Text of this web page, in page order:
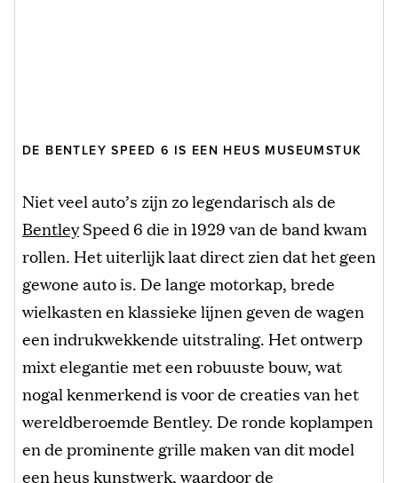
DE BENTLEY SPEED 6 IS EEN HEUS MUSEUMSTUK
Niet veel auto’s zijn zo legendarisch als de
BentleySpeed 6 die in 1929 van de band kwam
rollen. Het uiterlijk laat direct zien dat het geen
gewone auto is. De lange motorkap, brede
wielkasten en klassieke lijnen geven de wagen
een indrukwekkende uitstraling. Het ontwerp
mixt elegantie met een robuuste bouw, wat
nogal kenmerkend is voor de creaties van het
wereldberoemde Bentley. De ronde koplampen
en de prominente grille maken van dit model
een heus kunstwerk, waardoor de